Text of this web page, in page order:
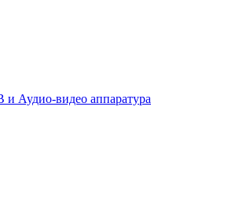
Аудио-видео аппаратура